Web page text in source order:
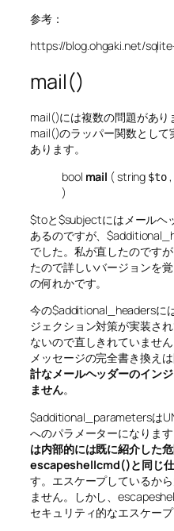
参考：
https://blog.ohgaki.net/
mail()
mail()には複数の問題があ
mail()のラッパー関数とし
あります。
bool mail (string $to,
)
$toと$subjectにはメールヘ
あるのですが、
でした。私が直したのです
たので詳しいバージョンを
の何れかです。
今の$additional_headersに
ジェクション対策が実装さ
ないので直しきれていませ
メッセージの完全書き換え
計なメールヘッダーのイン
ません。
$additional_parametersは
へのパラメーターになります
は内部的には既に紹介した
escapeshellcmd()と同じ仕
す。エスケープしているか
ません。しかし、
セキュリティ的なエスケー